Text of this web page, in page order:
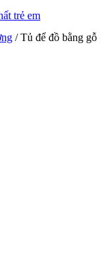
trẻ em
/ Tủ để đồ bằng gỗ